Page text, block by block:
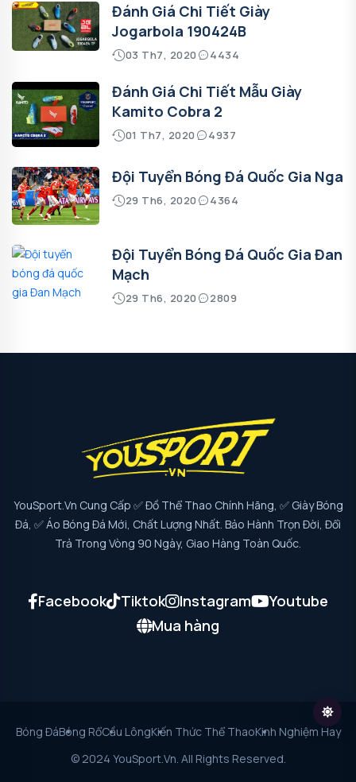
Đánh Giá Chi Tiết Giày
Jogarbola 190424B
03 Th7, 2020 4434
Đánh Giá Chi Tiết Mẫu Giày
Kamito Cobra 2
01 Th7, 2020 4937
Đội Tuyển Bóng Đá Quốc Gia Nga
29 Th6, 2020 4364
Đội Tuyển Bóng Đá Quốc Gia Đan
Mạch
29 Th6, 2020 2809
YouSport.vn Cung Cấp ✅ Đồ Thể Thao Chính Hãng, ✅ Giày Bóng
Đá, ✅ Áo Bóng Đá Mới, Chất Lượng Nhất. Bảo Hành Trọn Đời, Đổi
Trả Trong Vòng 90 Ngày, Giao Hàng Toàn Quốc.
Facebook Tiktok Instagram
Youtube
Mua hàng
Bóng ĐáBóng RổCầu LôngKiến Thức Thể ThaoKinh Nghiệm Hay
© 2024 YouSport.vn. All Rights Reserved.